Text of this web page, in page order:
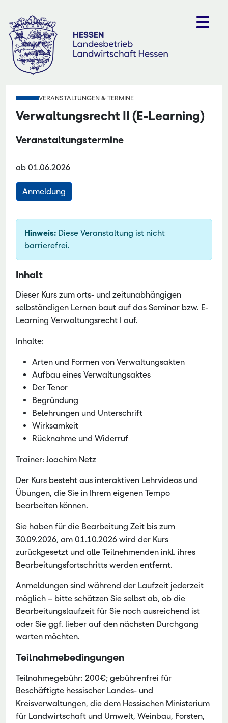
Inhalt
springen
VERANSTALTUNGEN & TERMINE
Verwaltungsrecht II (E-Learning)
Veranstaltungstermine
ab 01.06.2026
Hinweis: Diese Veranstaltung ist nicht
barrierefrei.
Inhalt
Dieser Kurs zum orts- und zeitunabhängigen
selbständigen Lernen baut auf das Seminar bzw. E-
Learning Verwaltungsrecht I auf.
Inhalte:
Arten und Formen von Verwaltungsakten
Aufbau eines Verwaltungsaktes
Der Tenor
Begründung
Belehrungen und Unterschrift
Wirksamkeit
Rücknahme und Widerruf
Trainer: Joachim Netz
Der Kurs besteht aus interaktiven Lehrvideos und
Übungen, die Sie in Ihrem eigenen Tempo
bearbeiten können.
Sie haben für die Bearbeitung Zeit bis zum
30.09.2026, am 01.10.2026 wird der Kurs
zurückgesetzt und alle Teilnehmenden inkl. ihres
Bearbeitungsfortschritts werden entfernt.
Anmeldungen sind während der Laufzeit jederzeit
möglich – bitte schätzen Sie selbst ab, ob die
Bearbeitungslaufzeit für Sie noch ausreichend ist
oder Sie ggf. lieber auf den nächsten Durchgang
warten möchten.
Teilnahmebedingungen
Teilnahmegebühr: 200€; gebührenfrei für
Beschäftigte hessischer Landes- und
Kreisverwaltungen, die dem Hessischen Ministerium
für Landwirtschaft und Umwelt, Weinbau, Forsten,